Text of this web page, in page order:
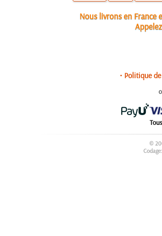
Nous livrons en France
• Politique
©